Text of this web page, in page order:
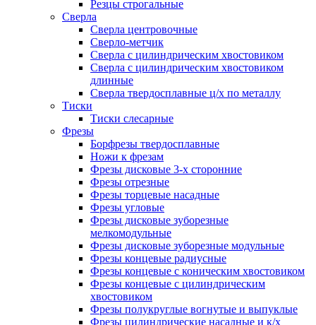
Резцы строгальные
Сверла
Сверла центровочные
Сверло-метчик
Сверла с цилиндрическим хвостовиком
Сверла с цилиндрическим хвостовиком
длинные
Сверла твердосплавные ц/х по металлу
Тиски
Тиски слесарные
Фрезы
Борфрезы твердосплавные
Ножи к фрезам
Фрезы дисковые 3-х сторонние
Фрезы отрезные
Фрезы торцевые насадные
Фрезы угловые
Фрезы дисковые зуборезные
мелкомодульные
Фрезы дисковые зуборезные модульные
Фрезы концевые радиусные
Фрезы концевые с коническим хвостовиком
Фрезы концевые с цилиндрическим
хвостовиком
Фрезы полукруглые вогнутые и выпуклые
Фрезы цилиндрические насадные и к/х